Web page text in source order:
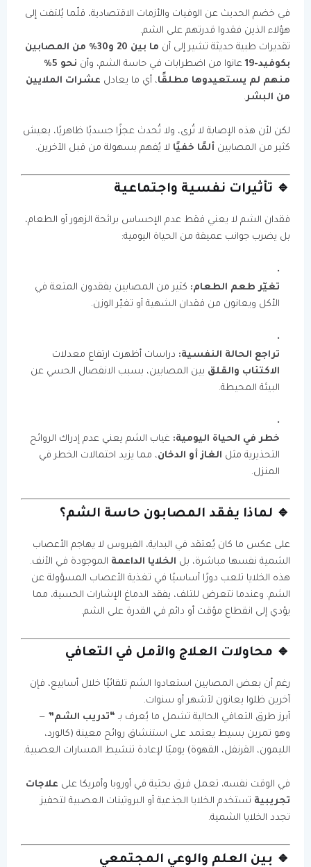
في خضم الحديث عن الوفيات والأزمات الاقتصادية، قلّما يُلتفت إلى
هؤلاء الذين فقدوا قدرتهم على الشم.
تقديرات طبية حديثة تشير إلى أن
ما بين 20 و30% من المصابين
بكوفيد-19
عانوا من اضطرابات في حاسة الشم، وأن
نحو 5%
منهم لم يستعيدوها مطلقًا، أي ما يعادل عشرات الملايين
من البشر .
لكن لأن هذه الإصابة لا تُرى، ولا تُحدث عجزًا جسديًا ظاهريًا، يعيش
كثير من المصابين ألمًا خفيًا لا يُفهم بسهولة من قبل الآخرين.
🔹 تأثيرات نفسية واجتماعية
فقدان الشم لا يعني فقط عدم الإحساس برائحة الزهور أو الطعام،
بل يضرب جوانب عميقة من الحياة اليومية:
تغيّر طعم الطعام: كثير من المصابين يفقدون المتعة في
الأكل ويعانون من فقدان الشهية أو تغيّر الوزن.
تراجع الحالة النفسية: دراسات أظهرت ارتفاع معدلات
الاكتئاب والقلق بين المصابين، بسبب الانفصال الحسي عن
البيئة المحيطة.
خطر في الحياة اليومية: غياب الشم يعني عدم إدراك الروائح
التحذيرية مثل الغاز أو الدخان، مما يزيد احتمالات الخطر في
المنزل.
🔹 لماذا يفقد المصابون حاسة الشم؟
على عكس ما كان يُعتقد في البداية، الفيروس لا يهاجم الأعصاب
الشمية نفسها مباشرة، بل الخلايا الداعمة الموجودة في الأنف.
هذه الخلايا تلعب دورًا أساسيًا في تغذية الأعصاب المسؤولة عن
الشم. وعندما تتعرض للتلف، يفقد الدماغ الإشارات الحسية، مما
يؤدي إلى انقطاع مؤقت أو دائم في القدرة على الشم.
🔹 محاولات العلاج والأمل في التعافي
رغم أن بعض المصابين استعادوا الشم تلقائيًا خلال أسابيع، فإن
آخرين ظلوا يعانون لأشهر أو سنوات.
أبرز طرق التعافي الحالية تشمل ما يُعرف بـ “تدريب الشم” —
وهو تمرين بسيط يعتمد على استنشاق روائح معينة (كالورد،
الليمون، القرنفل، القهوة) يوميًا لإعادة تنشيط المسارات العصبية.
في الوقت نفسه، تعمل فرق بحثية في أوروبا وأمريكا على علاجات
تجريبية تستخدم الخلايا الجذعية أو البروتينات العصبية لتحفيز
تجدد الخلايا الشمية.
🔹 بين العلم والوعي المجتمعي